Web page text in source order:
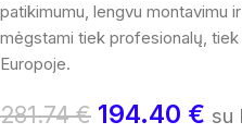
patikimumu, lengvu montavimu
mėgstami tiek profesionalų,
Europoje.
281.74€ 194.40 € su